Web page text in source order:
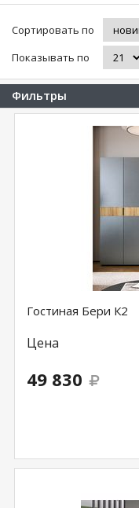
Сортировать по
Показывать по
Фильтры
Гостиная Бери К2
Цена
49 830